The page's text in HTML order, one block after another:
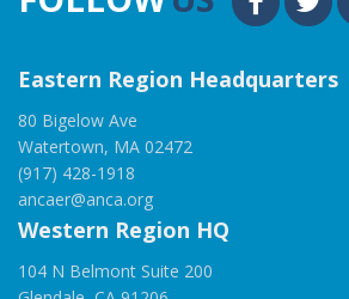
Eastern Region Headquarters
80 Bigelow Ave
Watertown, MA 02472
(917) 428-1918
ancaer@anca.org
Western Region HQ
104 N Belmont Suite 200